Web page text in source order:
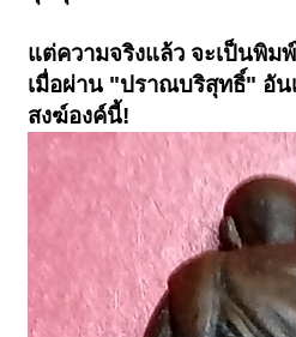
แต่ความจริงแล้ว จะเป็นพิ
เมื่อผ่าน "ปราณบริสุทธิ์" อัน
สงฆ์องค์นี้!